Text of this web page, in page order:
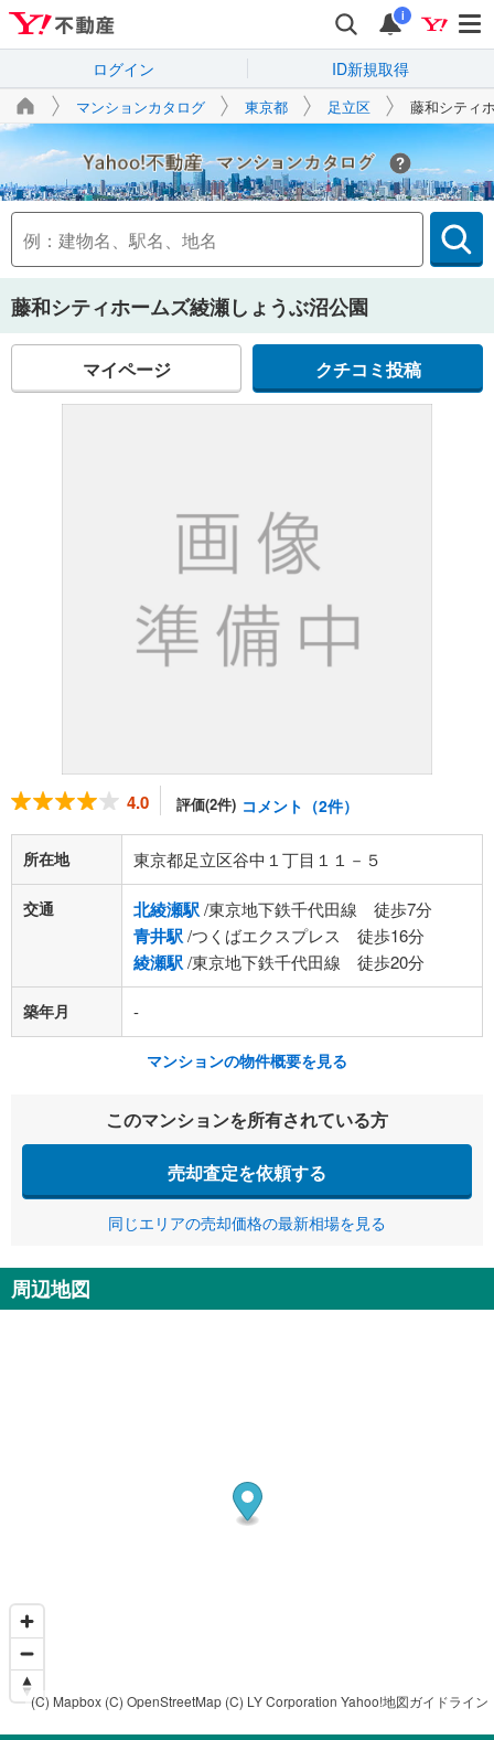
i
ログイン ID新規取得
マンションカタログ 東京都 足立区 藤和シティ
Yahoo!不動産
藤和シティホームズ綾瀬しょうぶ沼公園
マイページ クチコミ投稿
4.0 評価(2件) コメント（2件）
所在地 東京都足立区谷中１丁目１１－５
交通 北綾瀬駅/東京地下鉄千代田線 徒歩7分
青井駅/つくばエクスプレス 徒歩16分
綾瀬駅/東京地下鉄千代田線 徒歩20分
築年月 -
マンションの物件概要を見る
このマンションを所有されている方
売却査定を依頼する
同じエリアの売却価格の最新相場を見る
周辺地図
(C) Mapbox (C) OpenStreetMap (C) LY Corporation Yahoo!地図ガイドライン